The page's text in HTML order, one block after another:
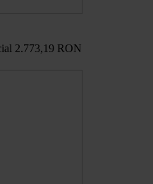
2.773,19 RON